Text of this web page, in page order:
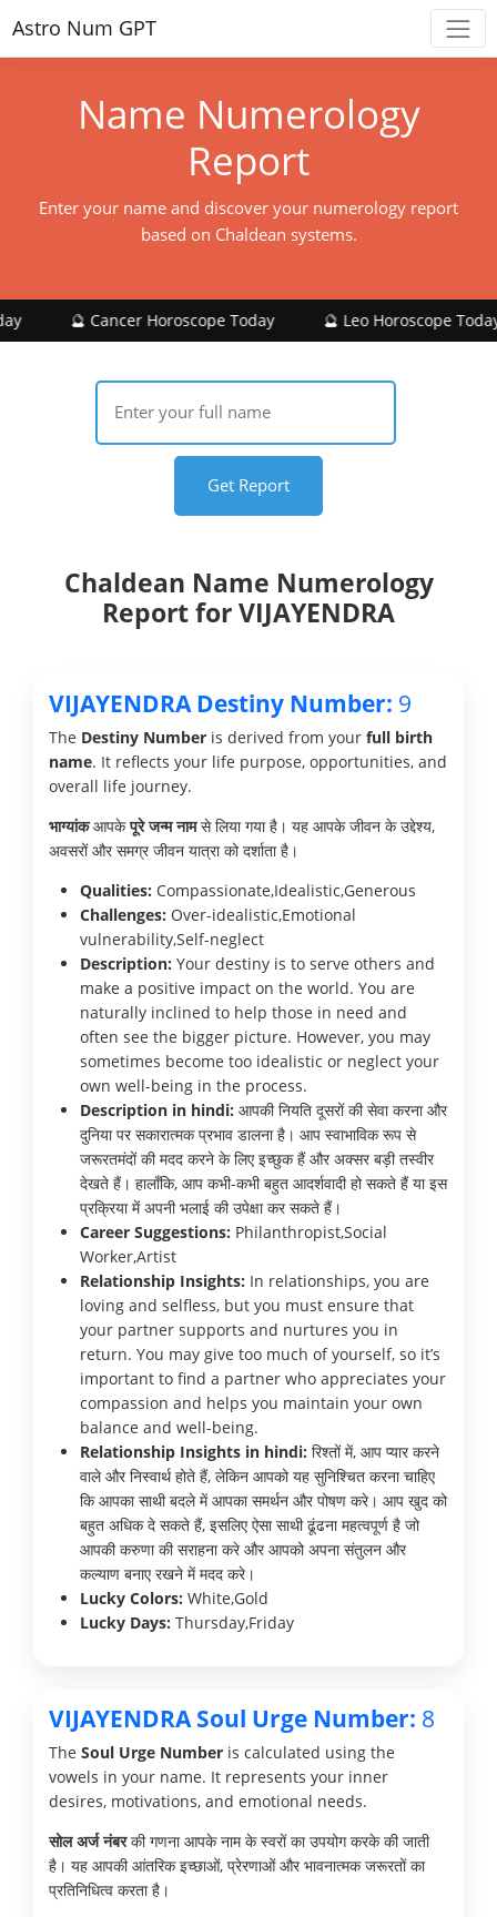
Astro Num GPT
Name Numerology
Report
Enter your name and discover your numerology report
based on Chaldean systems.
🔮 Cancer Horoscope Today 🔮 Leo Horoscope Today
Chaldean Name Numerology
Report for VIJAYENDRA
VIJAYENDRA Destiny Number: 9
The Destiny Number is derived from your full birth
name. It reflects your life purpose, opportunities, and
overall life journey.
भाग्यांकआपकेपूरे जन्म नामसे लिया गया है। यह आपके जीवन के उद्देश्य,
अवसरों और समग्र जीवन यात्रा को दर्शाता है।
Qualities: Compassionate,Idealistic,Generous
Challenges: Over-idealistic,Emotional
vulnerability,Self-neglect
Description: Your destiny is to serve others and
make a positive impact on the world. You are
naturally inclined to help those in need and
often see the bigger picture. However, you may
sometimes become too idealistic or neglect your
own well-being in the process.
Description in hindi: आपकी नियति दूसरों की सेवा करना और
दुनिया पर सकारात्मक प्रभाव डालना है। आप स्वाभाविक रूप से
जरूरतमंदों की मदद करने के लिए इच्छुक हैं और अक्सर बड़ी तस्वीर
देखते हैं। हालाँकि, आप कभी-कभी बहुत आदर्शवादी हो सकते हैं या इस
प्रक्रिया में अपनी भलाई की उपेक्षा कर सकते हैं।
Career Suggestions: Philanthropist,Social
Worker,Artist
Relationship Insights: In relationships, you are
loving and selfless, but you must ensure that
your partner supports and nurtures you in
return. You may give too much of yourself, so it’s
important to find a partner who appreciates your
compassion and helps you maintain your own
balance and well-being.
Relationship Insights in hindi: रिश्तों में, आप प्यार करने
वाले और निस्वार्थ होते हैं, लेकिन आपको यह सुनिश्चित करना चाहिए
कि आपका साथी बदले में आपका समर्थन और पोषण करे। आप खुद को
बहुत अधिक दे सकते हैं, इसलिए ऐसा साथी ढूंढना महत्वपूर्ण है जो
आपकी करुणा की सराहना करे और आपको अपना संतुलन और
कल्याण बनाए रखने में मदद करे।
Lucky Colors: White,Gold
Lucky Days: Thursday,Friday
VIJAYENDRA Soul Urge Number: 8
The Soul Urge Number is calculated using the
vowels in your name. It represents your inner
desires, motivations, and emotional needs.
सोल अर्ज नंबरकी गणना आपके नाम के स्वरों का उपयोग करके की जाती
है। यह आपकी आंतरिक इच्छाओं, प्रेरणाओं और भावनात्मक जरूरतों का
प्रतिनिधित्व करता है।